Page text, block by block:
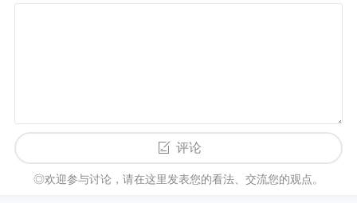
评论
◎欢迎参与讨论，请在这里发表您的看法、交流您的观点。